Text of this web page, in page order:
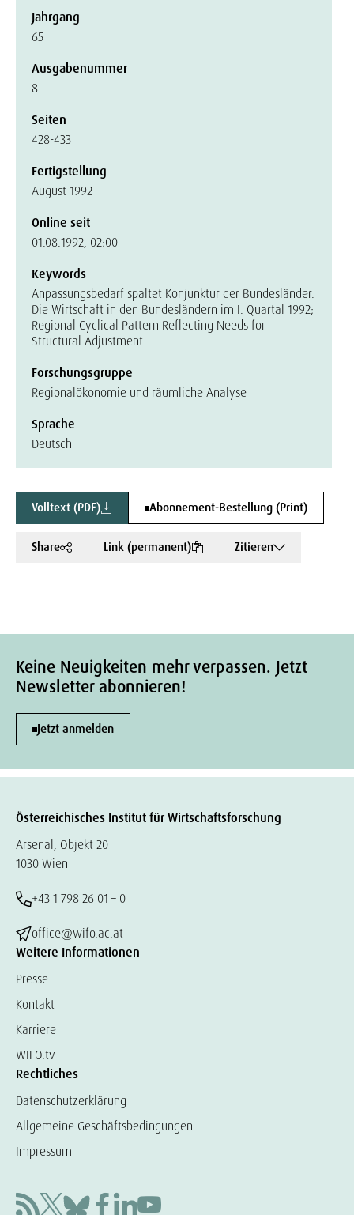
Jahrgang
65
Ausgabenummer
8
Seiten
428-433
Fertigstellung
August 1992
Online seit
01.08.1992, 02:00
Keywords
Anpassungsbedarf spaltet Konjunktur der Bundesländer.
Die Wirtschaft in den Bundesländern im I. Quartal 1992;
Regional Cyclical Pattern Reflecting Needs for
Structural Adjustment
Forschungsgruppe
Regionalökonomie und räumliche Analyse
Sprache
Deutsch
Volltext (PDF) Abonnement-Bestellung (Print)
Share Link (permanent) Zitieren
Keine Neuigkeiten mehr verpassen. Jetzt
Newsletter abonnieren!
Jetzt anmelden
Österreichisches Institut für Wirtschaftsforschung
Arsenal, Objekt 20
1030 Wien
+43 1 798 26 01 – 0
office@wifo.ac.at
Weitere Informationen
Presse
Kontakt
Karriere
WIFO.tv
Rechtliches
Datenschutzerklärung
Allgemeine Geschäftsbedingungen
Impressum